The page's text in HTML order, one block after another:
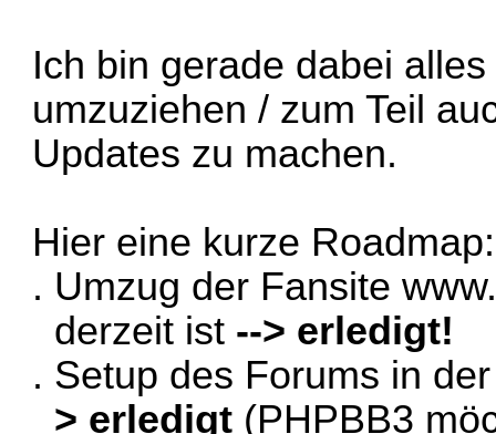
Ich bin gerade dabei
umzuziehen / zum Teil
Updates zu machen.
Hier eine kurze Roadmap:
Umzug der Fansite
derzeit ist --> erledigt!
Setup des Forums in
> erledigt (PHPBB3